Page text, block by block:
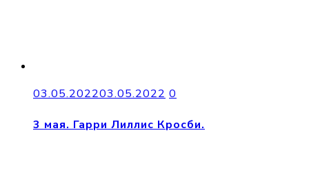
03.05.202203.05.2022 0
3 мая. Гарри Лиллис Кросби.